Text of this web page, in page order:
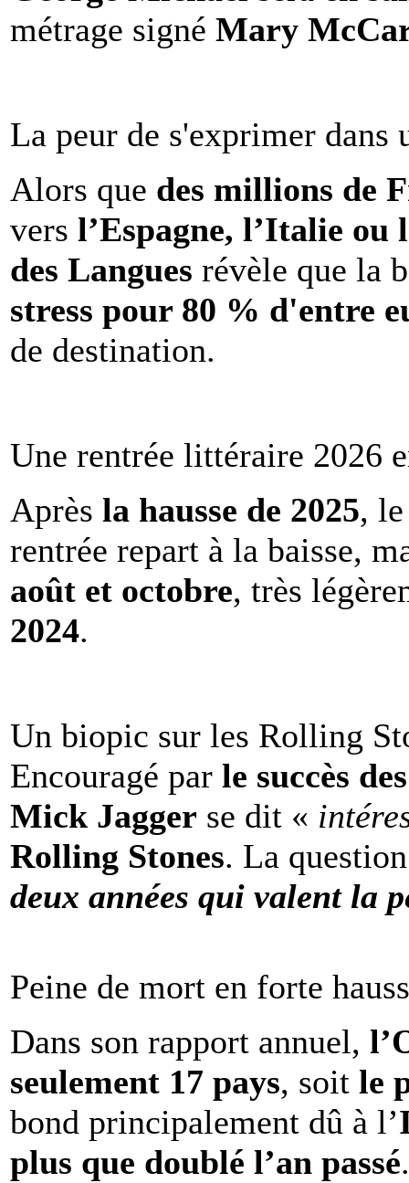
métrage signé Mary
La peur de s'exprimer dans
Alors que des millions de
vers l’Espagne, l’Italie ou
des Langues révèle que la
stress pour 80 % d'entre
de destination.
Une rentrée littéraire 2026
Après la hausse de 2025,
rentrée repart à la baisse,
août et octobre, très
2024.
Un biopic sur les Rolling
Encouragé par le succès
Mick Jagger se dit «
Rolling Stones. La
deux années qui valent la
Peine de mort en forte
Dans son rapport annuel,
seulement 17 pays, soit le
bond principalement dû à l’
plus que doublé l’an passé.